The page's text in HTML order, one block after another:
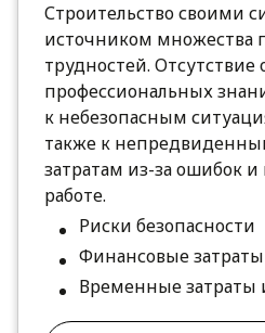
Строительство своими
источником множества
трудностей. Отсутствие
профессиональных
к небезопасным
также к
затратам из-за ошибок и
работе.
Риски безопасности
Финансовые затраты
Временные затраты